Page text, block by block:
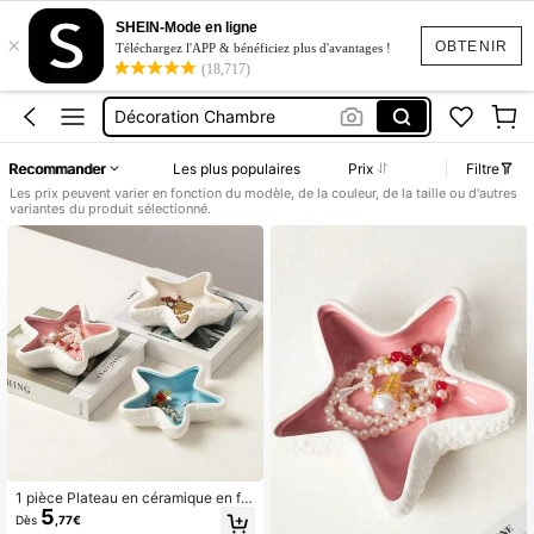
OBTENIR
×
SHEIN-Mode en ligne
Téléchargez l'APP & bénéficiez plus d'avantages !
(18,717)
Boite à Bijoux
Vide Poche
Porte Bijoux
Décoration Chambre
Boite à Bijoux
Vide Poche
Recommander Les plus populaires Prix Filtre
Les prix peuvent varier en fonction du modèle, de la couleur, de la taille ou d'autres
variantes du produit sélectionné.
1 pièce Plateau en céramique en for
me de coquillage, étoile de mer et p
Dès 5 ,77€